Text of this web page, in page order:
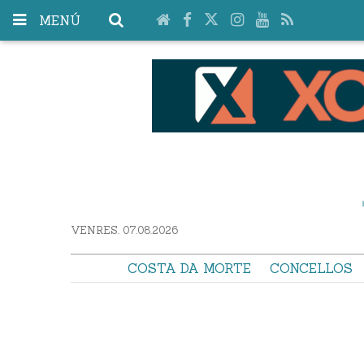
MENÚ
VENRES. 07.08.2026
COSTA DA MORTE CONCELLOS